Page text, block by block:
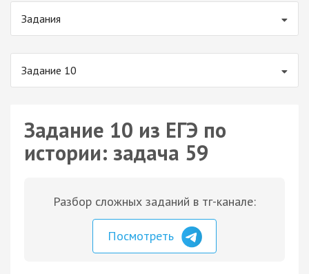
Задания
Задание 10
Задание 10 из ЕГЭ по
истории: задача 59
Разбор сложных заданий в тг-канале:
Посмотреть